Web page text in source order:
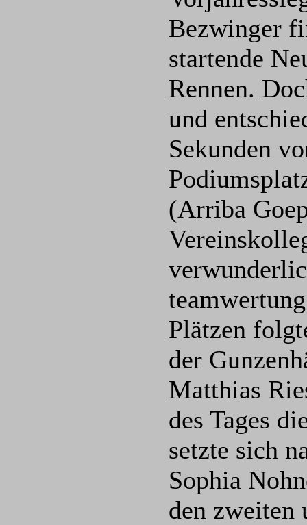
Bezwinger
startende
Rennen.
und
Sekunden
(Arriba
Plätzen
der
Matthias
des Tages
setzte sich
Sophia
den zweiten